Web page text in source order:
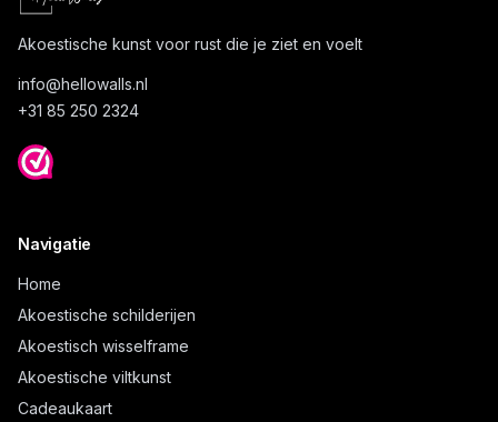
Akoestische kunst voor rust die je ziet en voelt
info@hellowalls.nl
+31 85 250 2324
Navigatie
Home
Akoestische schilderijen
Akoestisch wisselframe
Akoestische viltkunst
Cadeaukaart